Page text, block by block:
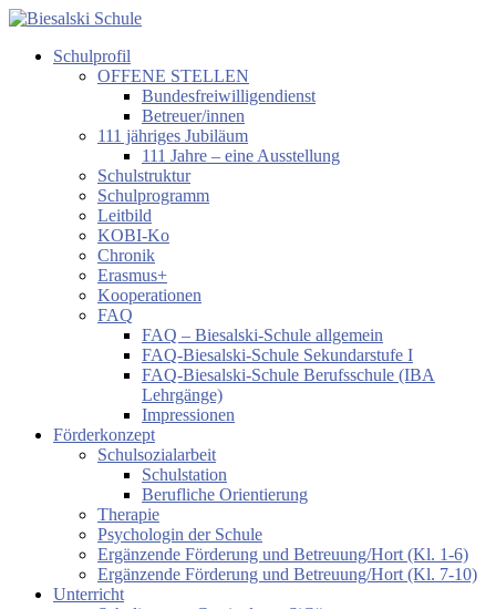
Zum
springen
Biesalski
Förderzentrum
körperliche
motorische
Entwicklung
Schulprofil
OFFENE STELLEN
Bundesfreiwilligendienst
Betreuer/innen
111 jähriges Jubiläum
111 Jahre – eine Ausstellung
Schulstruktur
Schulprogramm
Leitbild
KOBI-Ko
Chronik
Erasmus+
Kooperationen
FAQ
FAQ – Biesalski-Schule allgemein
FAQ-Biesalski-Schule Sekundarstufe I
FAQ-Biesalski-Schule Berufsschule (IBA
Lehrgänge)
Impressionen
Förderkonzept
Schulsozialarbeit
Schulstation
Berufliche Orientierung
Therapie
Psychologin der Schule
Ergänzende Förderung und Betreuung/Hort (Kl. 1-6)
Ergänzende Förderung und Betreuung/Hort (Kl. 7-10)
Unterricht